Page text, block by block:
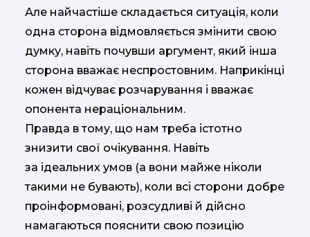
Але найчастіше складається ситуація, коли
одна сторона відмовляється змінити свою
думку, навіть почувши аргумент, який інша
сторона вважає неспростовним. Наприкінці
кожен відчуває розчарування і вважає
опонента нераціональним.
Правда в тому, що нам треба істотно
знизити свої очікування. Навіть
за ідеальних умов (а вони майже ніколи
такими не бувають), коли всі сторони добре
проінформовані, розсудливі й дійсно
намагаються пояснити свою позицію